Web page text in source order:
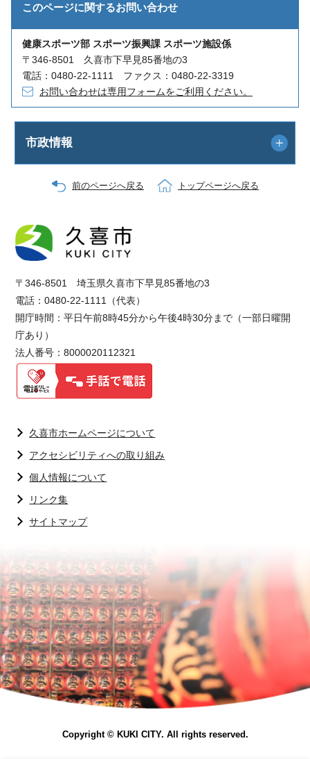
このページに関するお問い合わせ
健康スポーツ部 スポーツ振興課 スポーツ施設係
〒346-8501 久喜市下早見85番地の3
電話：0480-22-1111 ファクス：0480-22-3319
お問い合わせは専用フォームをご利用ください。
市政情報
前のページへ戻る トップページへ戻る
〒346-8501 埼玉県久喜市下早見85番地の3
電話：0480-22-1111（代表）
開庁時間：平日午前8時45分から午後4時30分まで（一部日曜開
庁あり）
法人番号：8000020112321
久喜市ホームページについて
アクセシビリティへの取り組み
個人情報について
リンク集
サイトマップ
Copyright © KUKI CITY. All rights reserved.